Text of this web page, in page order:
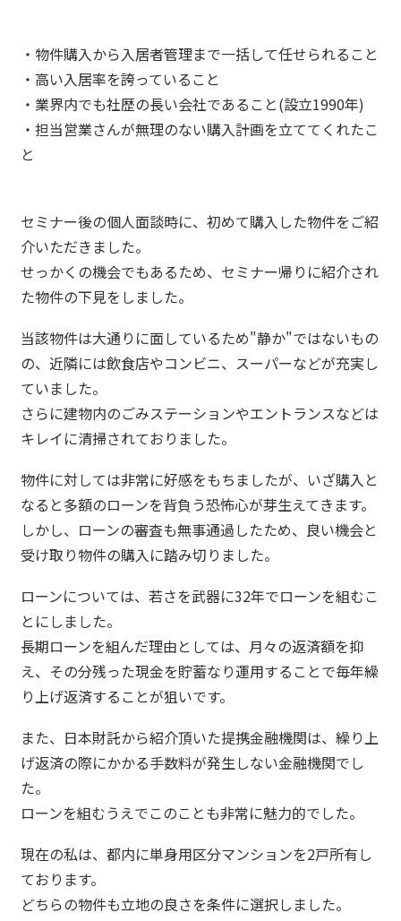
・物件購入から入居者管理まで一括して任せられること
・高い入居率を誇っていること
・業界内でも社歴の長い会社であること(設立1990年)
・担当営業さんが無理のない購入計画を立ててくれたこ
と
セミナー後の個人面談時に、初めて購入した物件をご紹
介いただきました。
せっかくの機会でもあるため、セミナー帰りに紹介され
た物件の下見をしました。
当該物件は大通りに面しているため"静か"ではないもの
の、近隣には飲食店やコンビニ、スーパーなどが充実し
ていました。
さらに建物内のごみステーションやエントランスなどは
キレイに清掃されておりました。
物件に対しては非常に好感をもちましたが、いざ購入と
なると多額のローンを背負う恐怖心が芽生えてきます。
しかし、ローンの審査も無事通過したため、良い機会と
受け取り物件の購入に踏み切りました。
ローンについては、若さを武器に32年でローンを組むこ
とにしました。
長期ローンを組んだ理由としては、月々の返済額を抑
え、その分残った現金を貯蓄なり運用することで毎年繰
り上げ返済することが狙いです。
また、日本財託から紹介頂いた提携金融機関は、繰り上
げ返済の際にかかる手数料が発生しない金融機関でし
た。
ローンを組むうえでこのことも非常に魅力的でした。
現在の私は、都内に単身用区分マンションを2戸所有し
ております。
どちらの物件も立地の良さを条件に選択しました。